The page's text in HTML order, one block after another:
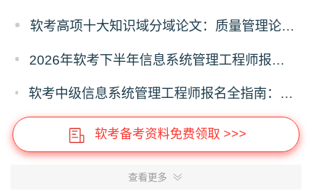
软考高项十大知识域分域论文：质量管理论文专项
2026年软考下半年信息系统管理工程师报名时间及报名入口
软考中级信息系统管理工程师报名全指南：报名时间、入口、流程、资料、注意事项
软考备考资料免费领取 >>>
查看更多